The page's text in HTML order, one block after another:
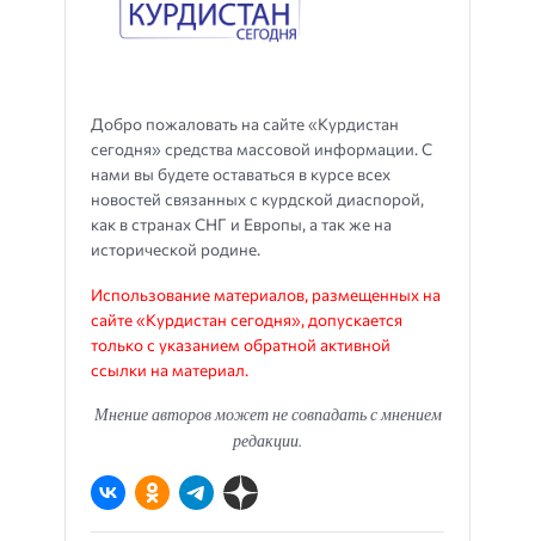
Добро пожаловать на сайте «Курдистан
сегодня» средства массовой информации. С
нами вы будете оставаться в курсе всех
новостей связанных с курдской диаспорой,
как в странах СНГ и Европы, а так же на
исторической родине.
Использование материалов, размещенных на
сайте «Курдистан сегодня», допускается
только с указанием обратной активной
ссылки на материал.
Мнение авторов может не совпадать с мнением
редакции.